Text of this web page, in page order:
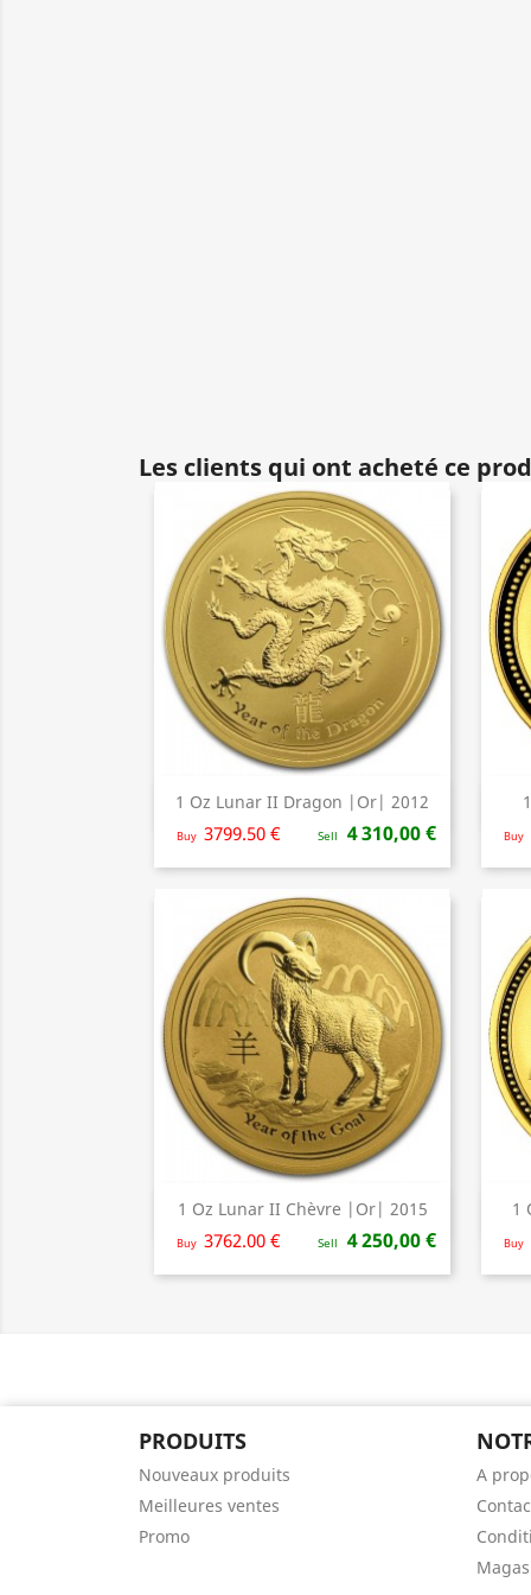
Les clients qui ont acheté ce
1 Oz Lunar II Dragon |Or| 2012
Buy 3799.50 € Sell 4 310,00 €
Aperçu rapide
Buy
1 Oz Lunar II Chèvre |Or| 2015
Buy 3762.00 € Sell 4 250,00 €
Aperçu rapide 1
Buy
PRODUITS
Nouveaux produits
Meilleures ventes
Promo
A